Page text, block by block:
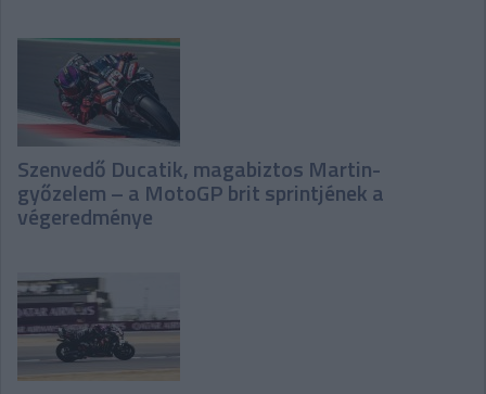
Szenvedő Ducatik, magabiztos Martin-
győzelem – a MotoGP brit sprintjének a
végeredménye